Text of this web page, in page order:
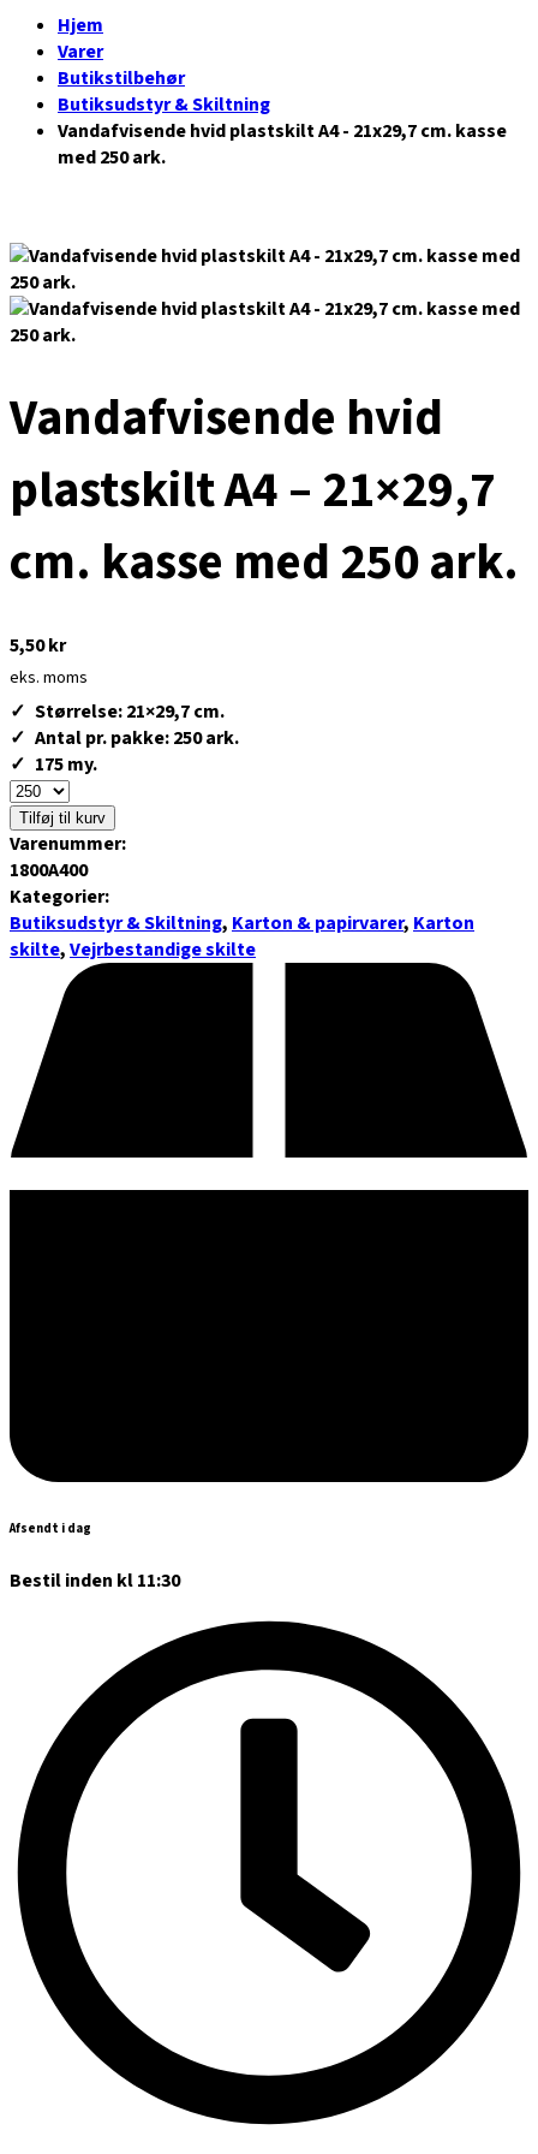
Hjem
Varer
Butikstilbehør
Butiksudstyr & Skiltning
Vandafvisende hvid plastskilt A4 - 21x29,7 cm. kasse
med 250 ark.
Vandafvisende hvid
plastskilt A4 – 21×29,7
cm. kasse med 250 ark.
5,50kr
eks. moms
Størrelse: 21×29,7 cm.
Antal pr. pakke: 250 ark.
175 my.
Tilføj til kurv
Varenummer:
1800A400
Kategorier:
Butiksudstyr & Skiltning, Karton & papirvarer, Karton
skilte,Vejrbestandige skilte
Afsendt i dag
Bestil inden kl 11:30